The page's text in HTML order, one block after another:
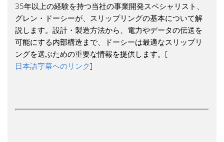
35年以上の経験を持つ当社の事業開発スペシャリスト、
グレン・ドーシーが、スリップリングの基本について解
説します。設計・製造方法から、電力やデータの伝送を
可能にする内部構造まで、ドーシーは最適なスリップリ
ングを選ぶための重要な情報を提供します。[
日本語字幕へのリンク]